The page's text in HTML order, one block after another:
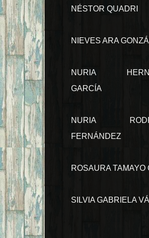
NÉSTOR QUADRI
NIEVES ARA
NURIA
GARCÍA
NURIA
FERNÁNDEZ
ROSAURA TAMAYO
SILVIA GABRIELA